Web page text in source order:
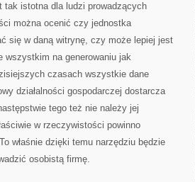
tak istotna dla ludzi prowadzących
można ocenić czy jednostka
się w daną witrynę, czy może lepiej jest
wszystkim na generowaniu jak
czasach wszystkie dane
działalności gospodarczej dostarcza
tego też nie należy jej
w rzeczywistości powinno
właśnie dzięki temu narzędziu będzie
osobistą firmę.